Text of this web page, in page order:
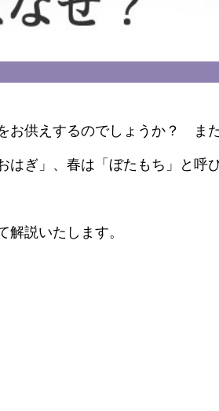
お供えするのでしょうか？ また
はぎ」、春は「ぼたもち」と呼
説いたします。